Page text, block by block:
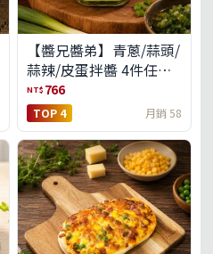
【醬兄醬弟】青蔥/蒜頭/
蒜辣/皮蛋拌醬 4件任選
(免運組)
NT$ 766
TOP 4 月銷 58